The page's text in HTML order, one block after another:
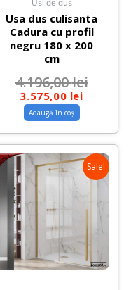
Usi de dus
Usa dus culisanta
Cadura cu profil
negru 180 x 200
cm
4.196,00lei
3.575,00 lei
Adaugă în coș
Sale!